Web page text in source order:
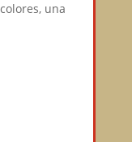
una